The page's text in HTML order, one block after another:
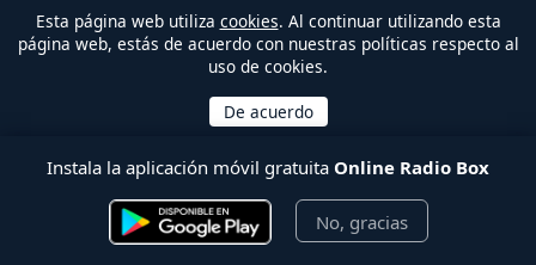
Esta página web utiliza cookies. Al continuar utilizando esta
página web, estás de acuerdo con nuestras políticas respecto al
uso de cookies.
Instala la aplicación móvil gratuita Online Radio Box
No, gracias